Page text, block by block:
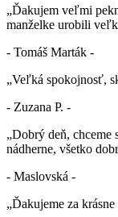
„Ďakujem veľmi
manželke urobili
- Tomáš Marták -
„Veľká spokojnosť,
- Zuzana P. -
„Dobrý deň,
nádherne, všetko
- Maslovská -
„Ďakujeme za